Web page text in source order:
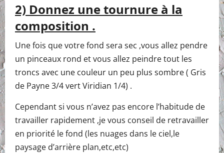
2) Donnez une tournure à la
composition .
Une fois que votre fond sera sec ,vous allez pendre
un pinceaux rond et vous allez peindre tout les
troncs avec une couleur un peu plus sombre ( Gris
de Payne 3/4 vert Viridian 1/4) .
Cependant si vous n’avez pas encore l’habitude de
travailler rapidement ,je vous conseil de retravailler
en priorité le fond (les nuages dans le ciel,le
paysage d’arrière plan,etc,etc)